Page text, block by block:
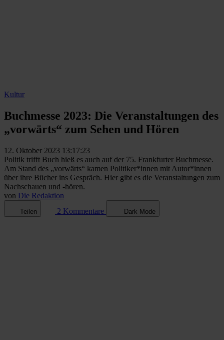
Kultur
Buchmesse 2023: Die Veranstaltungen des
„vorwärts“ zum Sehen und Hören
12. Oktober 2023 13:17:23
Politik trifft Buch hieß es auch auf der 75. Frankfurter Buchmesse.
Am Stand des „vorwärts“ kamen Politiker*innen mit Autor*innen
über ihre Bücher ins Gespräch. Hier gibt es die Veranstaltungen zum
Nachschauen und -hören.
von Die Redaktion
Teilen 2 Kommentare Dark Mode